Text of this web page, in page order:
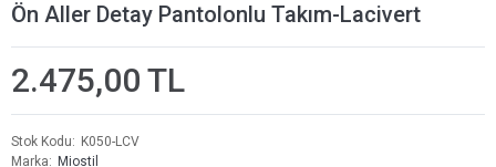
Ön Aller Detay Pantolonlu Takım-Lacivert
2.475,00 TL
Stok Kodu
K050-LCV
Marka
Miostil